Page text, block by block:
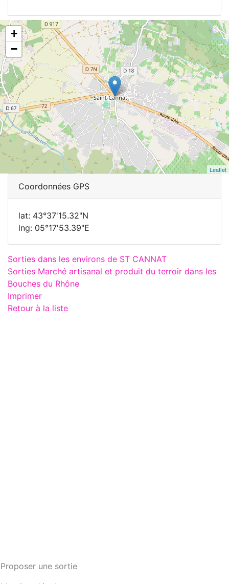
+
−
Leaflet
Coordonnées GPS
lat: 43°37'15.32"N
lng: 05°17'53.39"E
Sorties dans les environs de ST CANNAT
Sorties Marché artisanal et produit du terroir dans les
Bouches du Rhône
Imprimer
Retour à la liste
Proposer une sortie